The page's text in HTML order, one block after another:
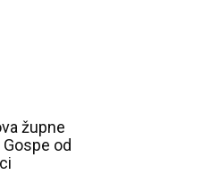
župne
od